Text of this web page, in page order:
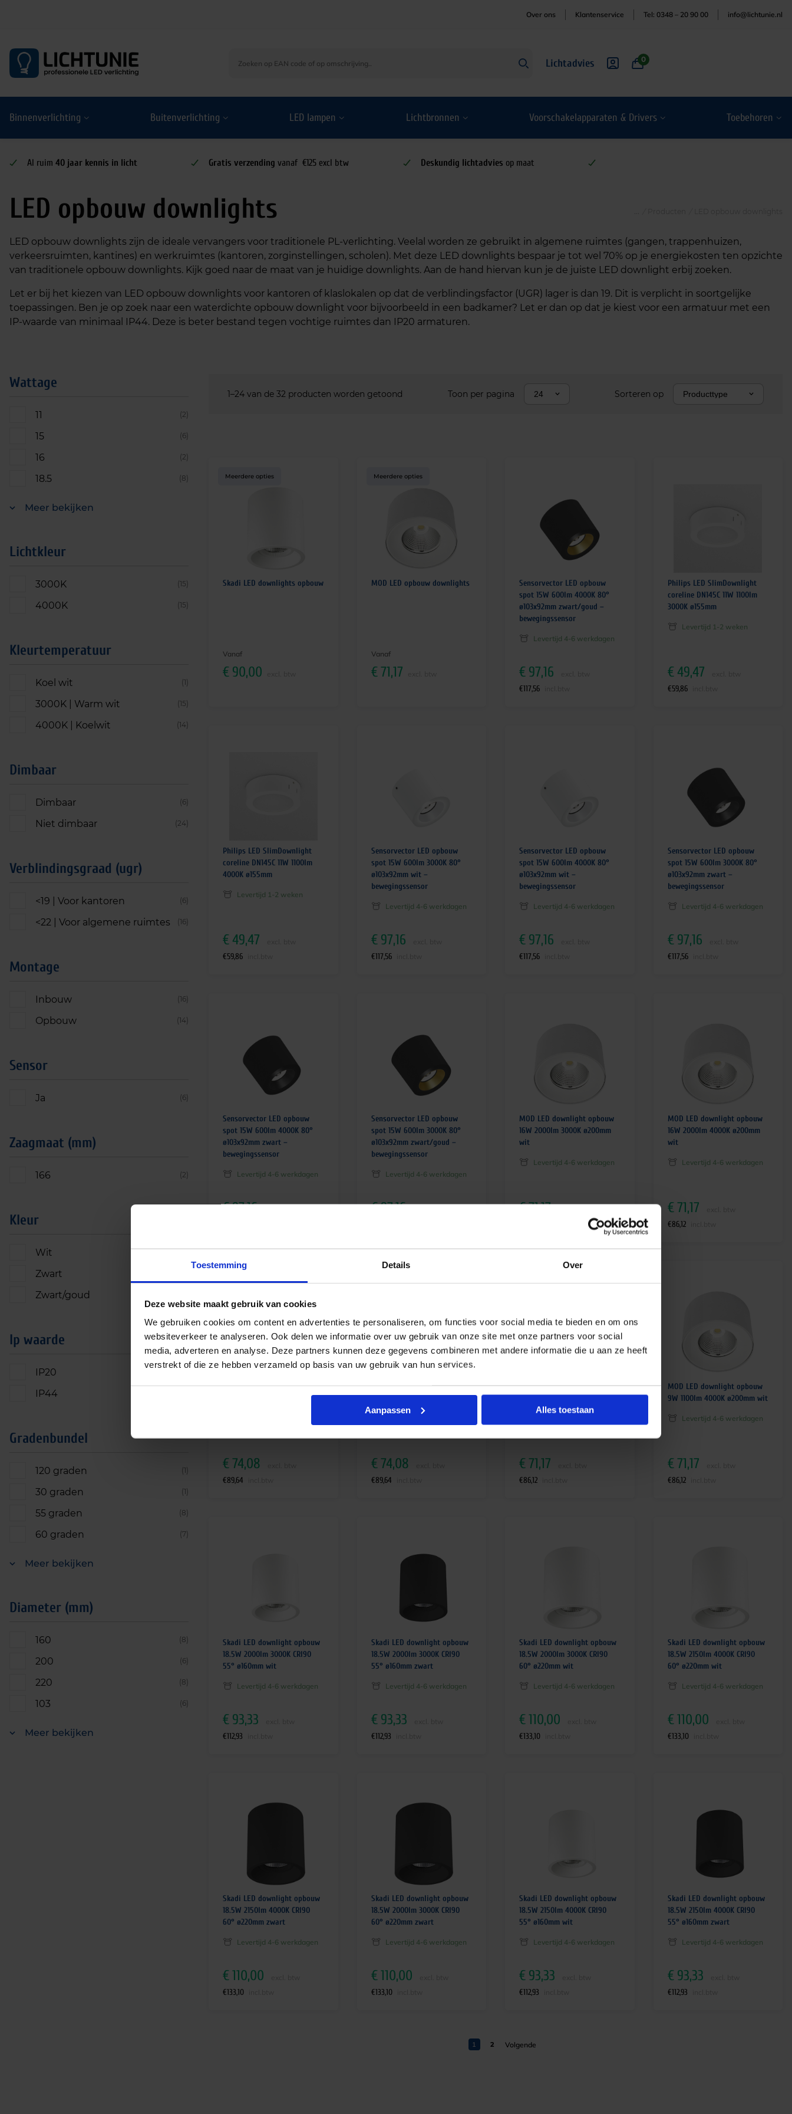
Toestemming Details Over
Deze website maakt gebruik van cookies
We gebruiken cookies om content en advertenties te personaliseren, om functies voor social media te bieden en om ons
websiteverkeer te analyseren. Ook delen we informatie over uw gebruik van onze site met onze partners voor social
media, adverteren en analyse. Deze partners kunnen deze gegevens combineren met andere informatie die u aan ze heeft
verstrekt of die ze hebben verzameld op basis van uw gebruik van hun services.
Aanpassen Alles toestaan
Over ons Klantenservice Tel: 0348 – 20 90 00 info@lichtunie.nl
Lichtadvies 0
Binnenverlichting Buitenverlichting LED lampen Lichtbronnen Voorschakelapparaten & Drivers Toebehoren
Al ruim 40 jaar kennis in licht Gratis verzending vanaf €125 excl btw Deskundig lichtadvies op maat
LED opbouw downlights
LED opbouw downlights zijn de ideale vervangers voor traditionele PL-verlichting. Veelal worden ze gebruikt in algemene ruimtes (gangen, trappenhuizen,
verkeersruimten, kantines) en werkruimtes (kantoren, zorginstellingen, scholen). Met deze LED downlights bespaar je tot wel 70% op je energiekosten ten opzichte
van traditionele opbouw downlights. Kijk goed naar de maat van je huidige downlights. Aan de hand hiervan kun je de juiste LED downlight erbij zoeken.
Let er bij het kiezen van LED opbouw downlights voor kantoren of klaslokalen op dat de verblindingsfactor (UGR) lager is dan 19. Dit is verplicht in soortgelijke
toepassingen. Ben je op zoek naar een waterdichte opbouw downlight voor bijvoorbeeld in een badkamer? Let er dan op dat je kiest voor een armatuur met een
IP-waarde van minimaal IP44. Deze is beter bestand tegen vochtige ruimtes dan IP20 armaturen.
Wattage
11 (2)
15 (6)
16 (2)
18.5 (8)
Meer bekijken
Lichtkleur
3000K (15)
4000K (15)
Kleurtemperatuur
Koel wit (1)
3000K | Warm wit (15)
4000K | Koelwit (14)
Dimbaar
Dimbaar (6)
Niet dimbaar (24)
Verblindingsgraad (ugr)
<19 | Voor kantoren (6)
<22 | Voor algemene ruimtes (16)
Montage
Inbouw (16)
Opbouw (14)
Sensor
Ja (6)
Zaagmaat (mm)
166 (2)
Kleur
Wit (18)
Zwart
Zwart/goud
Ip waarde
IP20
IP44
Gradenbundel
120 graden (1)
30 graden (1)
55 graden (8)
60 graden (7)
Meer bekijken
Diameter (mm)
160 (8)
200 (6)
220 (8)
103 (6)
Meer bekijken
1–24 van de 32 producten worden getoond Toon per pagina 24 Sorteren op Producttype
Meerdere opties
Skadi LED downlights opbouw
Vanaf
€ 90,00
Meerdere opties
MOD LED opbouw downlights
Vanaf
€ 71,17
Sensorvector LED opbouw
spot 15W 600lm 4000K 80°
ø103x92mm zwart/goud –
bewegingssensor
Levertijd 4-6 werkdagen
€ 97,16
€117,56
Philips LED SlimDownlight
coreline DN145C 11W 1100lm
3000K ø155mm
Levertijd 1-2 weken
€ 49,47
€59,86
Philips LED SlimDownlight
coreline DN145C 11W 1100lm
4000K ø155mm
Levertijd 1-2 weken
€ 49,47
€59,86
Sensorvector LED opbouw
spot 15W 600lm 3000K 80°
ø103x92mm wit –
bewegingssensor
Levertijd 4-6 werkdagen
€ 97,16
€117,56
Sensorvector LED opbouw
spot 15W 600lm 4000K 80°
ø103x92mm wit –
bewegingssensor
Levertijd 4-6 werkdagen
€ 97,16
€117,56
Sensorvector LED opbouw
spot 15W 600lm 3000K 80°
ø103x92mm zwart –
bewegingssensor
Levertijd 4-6 werkdagen
€ 97,16
€117,56
Sensorvector LED opbouw
spot 15W 600lm 4000K 80°
ø103x92mm zwart –
bewegingssensor
Levertijd 4-6 werkdagen
€97,16
Sensorvector LED opbouw
spot 15W 600lm 3000K 80°
ø103x92mm zwart/goud –
bewegingssensor
Levertijd 4-6 werkdagen
€97,16
MOD LED downlight opbouw
16W 2000lm 3000K ø200mm
wit
Levertijd 4-6 werkdagen
€71,17
MOD LED downlight opbouw
16W 2000lm 4000K ø200mm
wit
Levertijd 4-6 werkdagen
€ 71,17
€86,12
MOD LED downlight opbouw
23W 3000lm 3000K ø200mm
€74,08
€89,64
MOD LED downlight opbouw
23W 3000lm 4000K ø200mm
wit
€ 74,08
€89,64
MOD LED downlight opbouw
9W 1100lm 3000K ø200mm wit
€71,17
€86,12
MOD LED downlight opbouw
9W 1100lm 4000K ø200mm wit
Levertijd 4-6 werkdagen
€ 71,17
€86,12
Skadi LED downlight opbouw
18.5W 2000lm 3000K CRI90
55° ø160mm wit
Levertijd 4-6 werkdagen
€ 93,33
€112,93
Skadi LED downlight opbouw
18.5W 2000lm 3000K CRI90
55° ø160mm zwart
Levertijd 4-6 werkdagen
€ 93,33
€112,93
Skadi LED downlight opbouw
18.5W 2000lm 3000K CRI90
60° ø220mm wit
Levertijd 4-6 werkdagen
€110,00
€133,10
Skadi LED downlight opbouw
18.5W 2150lm 4000K CRI90
60° ø220mm wit
Levertijd 4-6 werkdagen
€ 110,00
€133,10
Skadi LED downlight opbouw
18.5W 2150lm 4000K CRI90
60° ø220mm zwart
Levertijd 4-6 werkdagen
€110,00
€133,10
Skadi LED downlight opbouw
18.5W 2000lm 3000K CRI90
60° ø220mm zwart
Levertijd 4-6 werkdagen
€ 110,00
€133,10
Skadi LED downlight opbouw
18.5W 2150lm 4000K CRI90
55° ø160mm wit
Levertijd 4-6 werkdagen
€ 93,33
€112,93
Skadi LED downlight opbouw
18.5W 2150lm 4000K CRI90
55° ø160mm zwart
Levertijd 4-6 werkdagen
€ 93,33
€112,93
1 2